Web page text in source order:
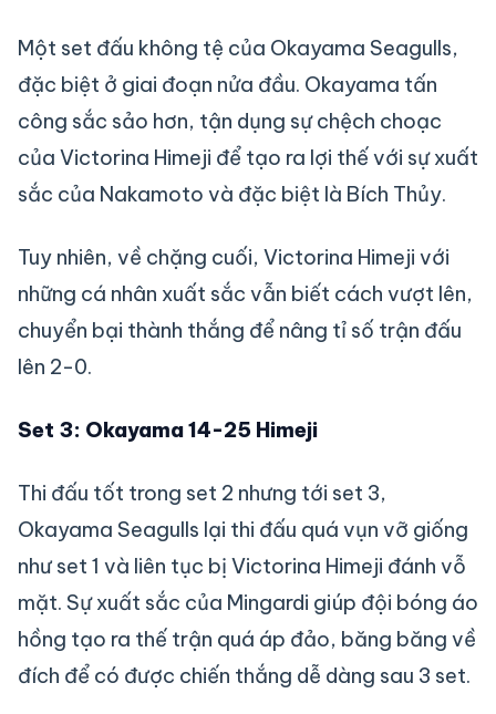
Một set đấu không tệ của Okayama Seagulls,
đặc biệt ở giai đoạn nửa đầu. Okayama tấn
công sắc sảo hơn, tận dụng sự chệch choạc
của Victorina Himeji để tạo ra lợi thế với sự xuất
sắc của Nakamoto và đặc biệt là Bích Thủy.
Tuy nhiên, về chặng cuối, Victorina Himeji với
những cá nhân xuất sắc vẫn biết cách vượt lên,
chuyển bại thành thắng để nâng tỉ số trận đấu
lên 2-0.
Set 3: Okayama 14-25 Himeji
Thi đấu tốt trong set 2 nhưng tới set 3,
Okayama Seagulls lại thi đấu quá vụn vỡ giống
như set 1 và liên tục bị Victorina Himeji đánh vỗ
mặt. Sự xuất sắc của Mingardi giúp đội bóng áo
hồng tạo ra thế trận quá áp đảo, băng băng về
đích để có được chiến thắng dễ dàng sau 3 set.